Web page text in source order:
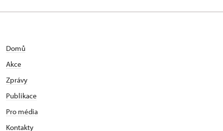
Domů
Akce
Zprávy
Publikace
Pro média
Kontakty